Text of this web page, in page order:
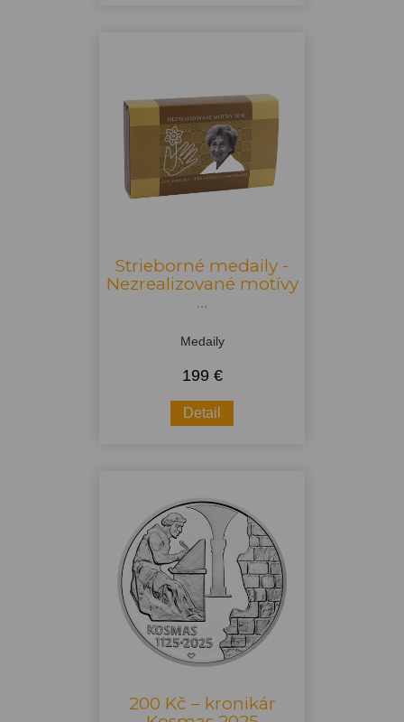
Strieborné medaily -
Nezrealizované motívy
...
Medaily
199 €
Detail
200 Kč – kronikár